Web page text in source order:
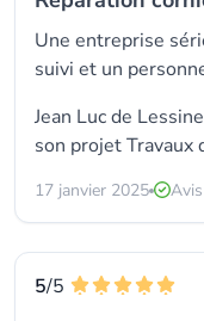
Une entreprise
suivi et un
Jean Luc de
son projet Travaux
17 janvier 2025
5/5